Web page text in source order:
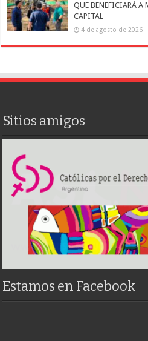
QUE BENEFICIARÁ A
CAPITAL
4 de agosto de 2026
Sitios amigos
Estamos en Facebook